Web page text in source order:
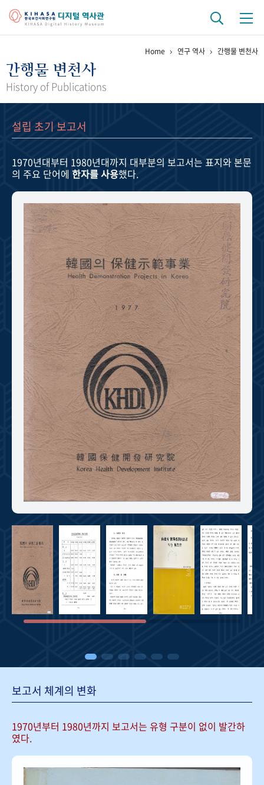
걸어온 길 기관 변천사
정책과 연구 키워드로 보는 연구 역사
연구자들
기록물 아카이브
사진 아카이브 문서 기록물 행정박물 영상 기록물
주년 기념
성과 50선 숫자로 보는 50년 50+1주년 광장
세계와 함께 한 KIHASA
VR 역사관
Home 연구 역사 간행물 변천사
간행물 변천사
History of Publications
설립 초기 보고서
1970년대부터 1980년대까지 대부분의 보고서는 표지와 본문
의 주요 단어에 한자를 사용했다.
보고서 체계의 변화
1970년부터 1980년까지 보고서는 유형 구분이 없이 발간하
였다.